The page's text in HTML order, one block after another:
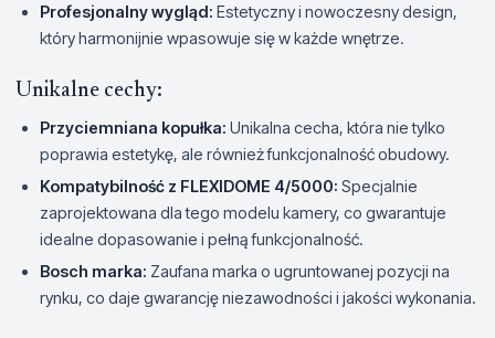
Profesjonalny wygląd: Estetyczny i nowoczesny design,
który harmonijnie wpasowuje się w każde wnętrze.
Unikalne cechy:
Przyciemniana kopułka: Unikalna cecha, która nie tylko
poprawia estetykę, ale również funkcjonalność obudowy.
Kompatybilność z FLEXIDOME 4/5000: Specjalnie
zaprojektowana dla tego modelu kamery, co gwarantuje
idealne dopasowanie i pełną funkcjonalność.
Bosch marka: Zaufana marka o ugruntowanej pozycji na
rynku, co daje gwarancję niezawodności i jakości wykonania.